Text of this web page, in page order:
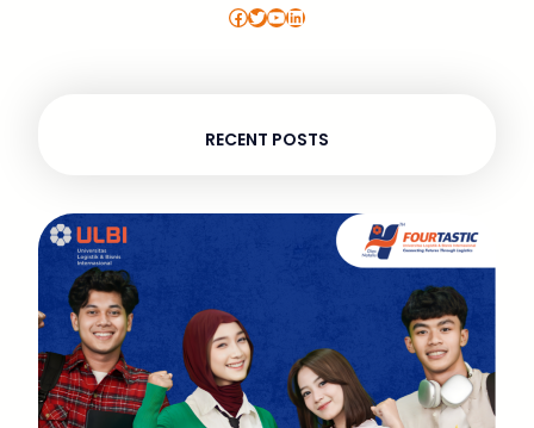
Facebook Twitter YouTube LinkedIn
RECENT POSTS